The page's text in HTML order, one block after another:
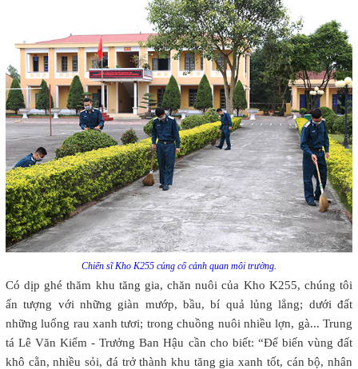
Chiến sĩ Kho K255 củng cố cảnh quan môi trường.
Có dịp ghé thăm khu tăng gia, chăn nuôi của Kho K255, chúng tôi
ấn tượng với những giàn mướp, bầu, bí quả lủng lẳng; dưới đất
những luống rau xanh tươi; trong chuồng nuôi nhiều lợn, gà... Trung
tá Lê Văn Kiểm - Trưởng Ban Hậu cần cho biết: “Để biến vùng đất
khô cằn, nhiều sỏi, đá trở thành khu tăng gia xanh tốt, cán bộ, nhân